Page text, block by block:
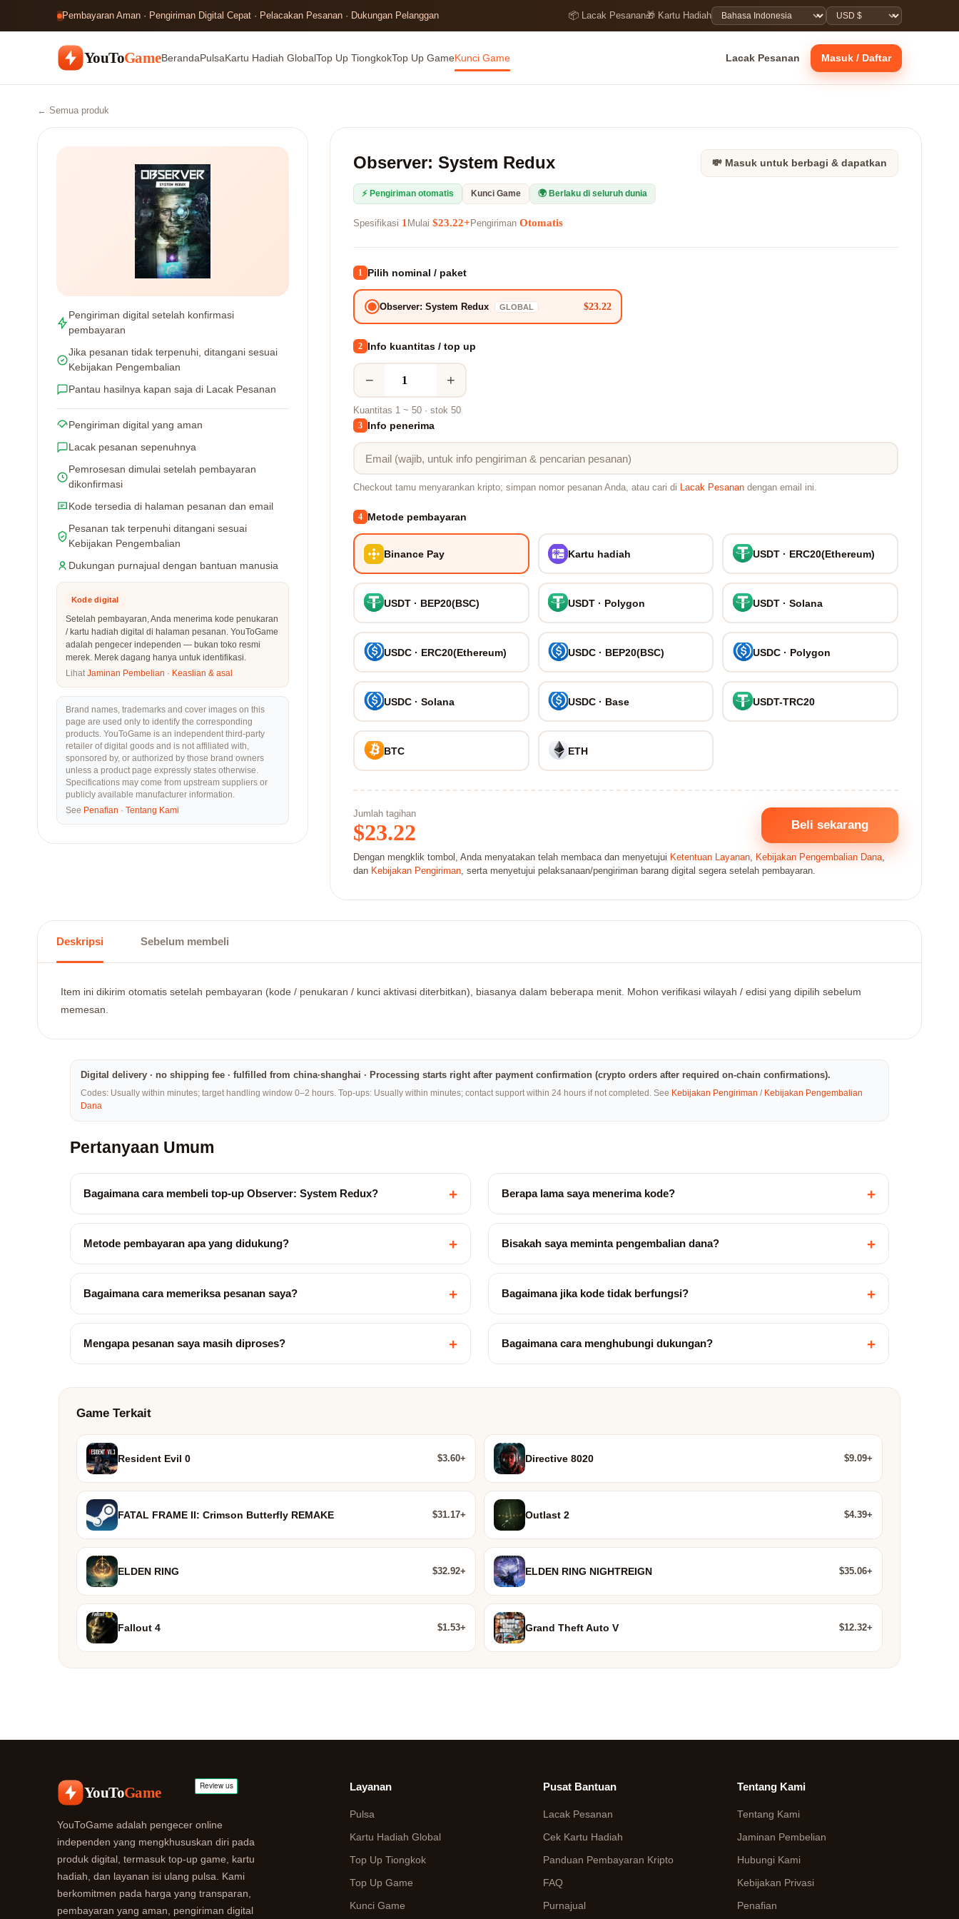
Pembayaran Aman · Pengiriman Digital Cepat · Pelacakan Pesanan · Dukungan Pelanggan 📦 Lacak Pesanan🎁 Kartu Hadiah
YouToGameBerandaPulsaKartu Hadiah GlobalTop Up TiongkokTop Up GameKunci Game Lacak Pesanan Masuk / Daftar
← Semua produk
Pengiriman digital setelah konfirmasi
pembayaran
Jika pesanan tidak terpenuhi, ditangani sesuai
Kebijakan Pengembalian
Pantau hasilnya kapan saja di Lacak Pesanan
Pengiriman digital yang aman
Lacak pesanan sepenuhnya
Pemrosesan dimulai setelah pembayaran
dikonfirmasi
Kode tersedia di halaman pesanan dan email
Pesanan tak terpenuhi ditangani sesuai
Kebijakan Pengembalian
Dukungan purnajual dengan bantuan manusia
Kode digital
Setelah pembayaran, Anda menerima kode penukaran
/ kartu hadiah digital di halaman pesanan. YouToGame
adalah pengecer independen — bukan toko resmi
merek. Merek dagang hanya untuk identifikasi.
Lihat Jaminan Pembelian · Keaslian & asal
Brand names, trademarks and cover images on this
page are used only to identify the corresponding
products. YouToGame is an independent third-party
retailer of digital goods and is not affiliated with,
sponsored by, or authorized by those brand owners
unless a product page expressly states otherwise.
Specifications may come from upstream suppliers or
publicly available manufacturer information.
See Penafian · Tentang Kami
💸 Masuk untuk berbagi & dapatkan
Observer: System Redux
⚡ Pengiriman otomatis Kunci Game 🌍 Berlaku di seluruh dunia
Spesifikasi 1 Mulai $23.22+ Pengiriman Otomatis
1 Pilih nominal / paket
Observer: System Redux GLOBAL $23.22
2 Info kuantitas / top up
− +
Kuantitas 1 ~ 50 · stok 50
3 Info penerima
Checkout tamu menyarankan kripto; simpan nomor pesanan Anda, atau cari di Lacak Pesanan dengan email ini.
4 Metode pembayaran
Binance Pay Kartu hadiah USDT · ERC20(Ethereum)
USDT · BEP20(BSC) USDT · Polygon USDT · Solana
USDC · ERC20(Ethereum) USDC · BEP20(BSC) USDC · Polygon
USDC · Solana USDC · Base USDT-TRC20
BTC ETH
Jumlah tagihan
$23.22 Beli sekarang
Dengan mengklik tombol, Anda menyatakan telah membaca dan menyetujui Ketentuan Layanan, Kebijakan Pengembalian Dana,
dan Kebijakan Pengiriman, serta menyetujui pelaksanaan/pengiriman barang digital segera setelah pembayaran.
Deskripsi Sebelum membeli
Item ini dikirim otomatis setelah pembayaran (kode / penukaran / kunci aktivasi diterbitkan), biasanya dalam beberapa menit. Mohon verifikasi wilayah / edisi yang dipilih sebelum
memesan.
Digital delivery · no shipping fee · fulfilled from china·shanghai · Processing starts right after payment confirmation (crypto orders after required on-chain confirmations).
Codes: Usually within minutes; target handling window 0–2 hours. Top-ups: Usually within minutes; contact support within 24 hours if not completed. See Kebijakan Pengiriman / Kebijakan Pengembalian
Dana
Pertanyaan Umum
Bagaimana cara membeli top-up Observer: System Redux? + Berapa lama saya menerima kode? +
Metode pembayaran apa yang didukung? + Bisakah saya meminta pengembalian dana? +
Bagaimana cara memeriksa pesanan saya? + Bagaimana jika kode tidak berfungsi? +
Mengapa pesanan saya masih diproses? + Bagaimana cara menghubungi dukungan? +
Game Terkait
Resident Evil 0 $3.60+ Directive 8020 $9.09+
FATAL FRAME II: Crimson Butterfly REMAKE $31.17+ Outlast 2 $4.39+
ELDEN RING $32.92+ ELDEN RING NIGHTREIGN $35.06+
Fallout 4 $1.53+ Grand Theft Auto V $12.32+
YouToGame
YouToGame adalah pengecer online
independen yang mengkhususkan diri pada
produk digital, termasuk top-up game, kartu
hadiah, dan layanan isi ulang pulsa. Kami
berkomitmen pada harga yang transparan,
pembayaran yang aman, pengiriman digital
Layanan
Pulsa
Kartu Hadiah Global
Top Up Tiongkok
Top Up Game
Kunci Game
Pusat Bantuan
Lacak Pesanan
Cek Kartu Hadiah
Panduan Pembayaran Kripto
FAQ
Purnajual
Tentang Kami
Tentang Kami
Jaminan Pembelian
Hubungi Kami
Kebijakan Privasi
Penafian